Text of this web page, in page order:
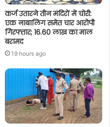
कर्ज उतारने तीन मंदिरों में चोरी:
एक नाबालिग समेत चार आरोपी
गिरफ्तार; 16.60 लाख का माल
बरामद
19 hours ago